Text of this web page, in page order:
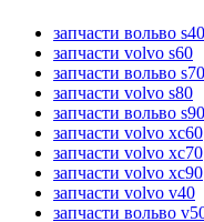
запчасти вольво s40
запчасти volvo s60
запчасти вольво s70
запчасти volvo s80
запчасти вольво s90
запчасти volvo xc60
запчасти volvo xc70
запчасти volvo xc90
запчасти volvo v40
запчасти вольво